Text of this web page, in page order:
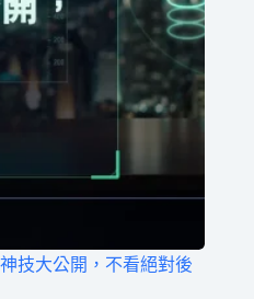
技大公開，不看絕對後